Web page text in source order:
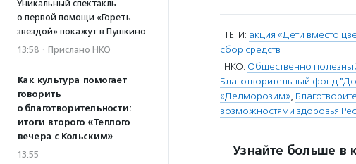
Уникальный спектакль
о первой помощи «Гореть
звездой» покажут в Пушкино
13:58 · Прислано НКО
Как культура помогает
говорить
о благотворительности:
итоги второго «Теплого
вечера с Кольским»
13:55
ТЕГИ: акция «Дети вместо
сбор средств
НКО: Общественно
Благотворительный фонд
«Дедморозим»,
возможностями здоровья
Узнайте больше в